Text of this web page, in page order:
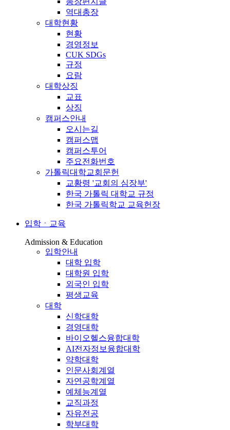
역대총장
대학현황
현황
경영정보
CUK SDGs
규정
요람
대학상징
교표
상징
캠퍼스안내
오시는길
캠퍼스맵
캠퍼스투어
주요전화번호
가톨릭대학교회문헌
교황령 '교회의 심장부'
한국 가톨릭 대학교 규정
한국 가톨릭학교 교육헌장
입학ㆍ교육
Admission & Education
입학안내
대학 입학
대학원 입학
외국인 입학
평생교육
대학
신학대학
경영대학
바이오헬스융합대학
AI전자정보융합대학
약학대학
인문사회계열
자연공학계열
예체능계열
교직과정
자유전공
학부대학